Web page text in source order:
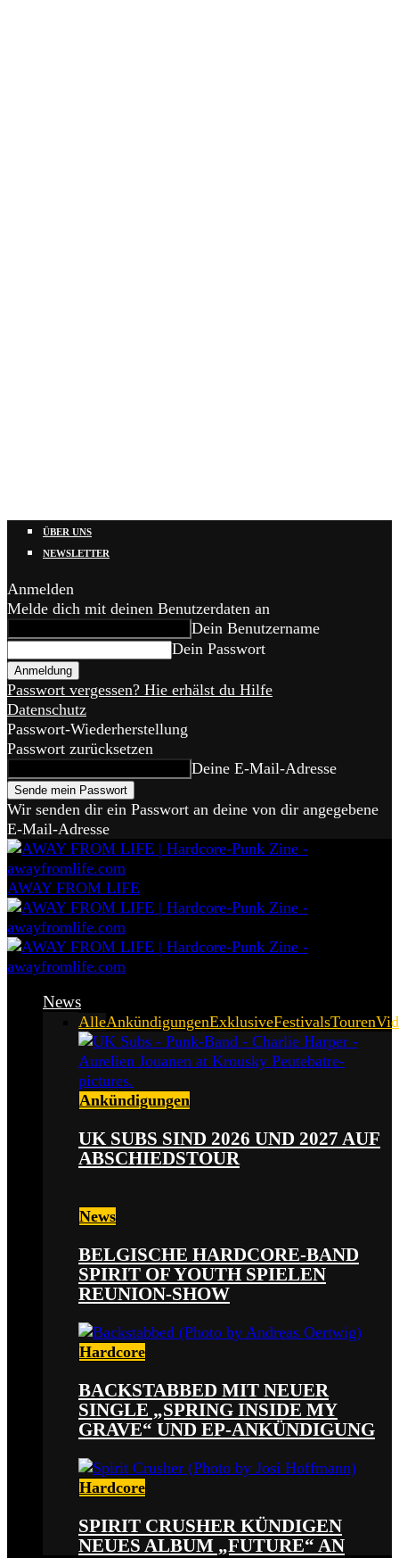
ÜBER UNS
NEWSLETTER
Anmelden
Melde dich mit deinen Benutzerdaten an
Dein Benutzername
Dein Passwort
Passwort vergessen? Hie erhälst du Hilfe
Datenschutz
Passwort-Wiederherstellung
Passwort zurücksetzen
Deine E-Mail-Adresse
Wir senden dir ein Passwort an deine von dir angegebene
E-Mail-Adresse
AWAY FROM LIFE
News
AlleAnkündigungenExklusiveFestivalsTouren
Ankündigungen
UK SUBS SIND 2026 UND 2027 AUF
ABSCHIEDSTOUR
News
BELGISCHE HARDCORE-BAND
SPIRIT OF YOUTH SPIELEN
REUNION-SHOW
Hardcore
BACKSTABBED MIT NEUER
SINGLE „SPRING INSIDE MY
GRAVE“ UND EP-ANKÜNDIGUNG
Hardcore
SPIRIT CRUSHER KÜNDIGEN
NEUES ALBUM „FUTURE“ AN